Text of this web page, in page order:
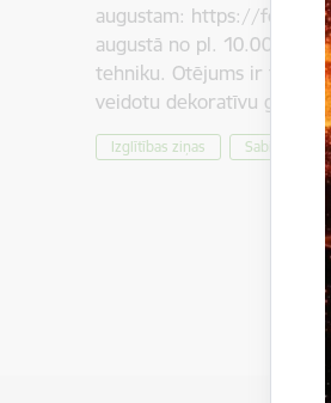
augustam: https://
augustā no pl. 10.00 līdz
tehniku. Otējums ir
veidotu dekoratīvu
Izglītības ziņas Sabiedrība